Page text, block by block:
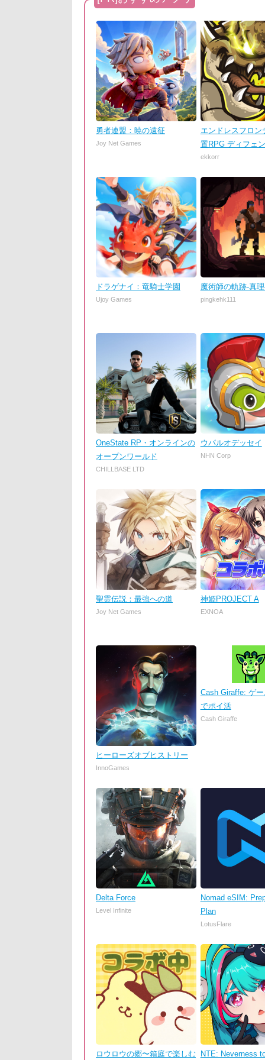
勇者連盟：暁の遠征
Joy Net Games
エンドレスフロン
置RPG ディフェ
ekkorr
ドラゲナイ：竜騎士学園
Ujoy Games
魔術師の軌跡-真
pingkehk111
OneState RP・オンラインの
オープンワールド
CHILLBASE LTD
ウパルオデッセイ
NHN Corp
聖霊伝説：最強への道
Joy Net Games
神姫PROJECT A
EXNOA
ヒーローズオブヒストリー
InnoGames
Cash Giraffe: ゲ
でポイ活
Cash Giraffe
Delta Force
Level Infinite
Nomad eSIM:
Plan
LotusFlare
ロウロウの郷〜箱庭で楽しむ NTE: Neverness